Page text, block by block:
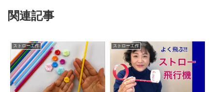
関連記事
ストロー工作 ストロー工作